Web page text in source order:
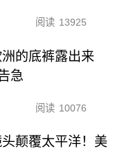
阅读 13925
的底裤露出来
急
阅读 10076
颠覆太平洋！美